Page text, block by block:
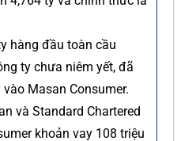
hàng đầu toàn cầu
ty chưa niêm yết, đã
Masan Consumer.
và Standard Chartered
khoản vay 108 triệu